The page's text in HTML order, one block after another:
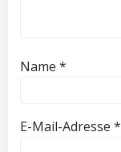
Name *
E-Mail-Adresse *